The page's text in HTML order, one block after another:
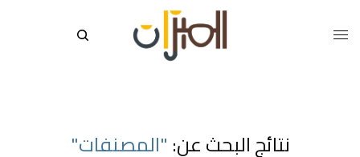
نتائج البحث عن: "المصنفات"